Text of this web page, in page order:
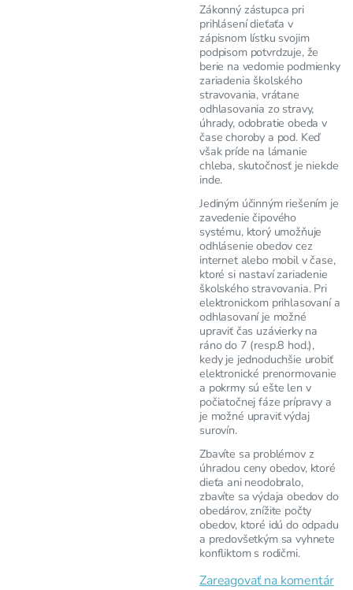
Zákonný zástupca pri
prihlásení dieťaťa v
zápisnom lístku svojim
podpisom potvrdzuje, že
berie na vedomie podmienky
zariadenia školského
stravovania, vrátane
odhlasovania zo stravy,
úhrady, odobratie obeda v
čase choroby a pod. Keď
však príde na lámanie
chleba, skutočnosť je niekde
inde.
Jediným účinným riešením je
zavedenie čipového
systému, ktorý umožňuje
odhlásenie obedov cez
internet alebo mobil v čase,
ktoré si nastaví zariadenie
školského stravovania. Pri
elektronickom prihlasovaní a
odhlasovaní je možné
upraviť čas uzávierky na
ráno do 7 (resp.8 hod.),
kedy je jednoduchšie urobiť
elektronické prenormovanie
a pokrmy sú ešte len v
počiatočnej fáze prípravy a
je možné upraviť výdaj
surovín.
Zbavíte sa problémov z
úhradou ceny obedov, ktoré
dieťa ani neodobralo,
zbavíte sa výdaja obedov do
obedárov, znížite počty
obedov, ktoré idú do odpadu
a predovšetkým sa vyhnete
konfliktom s rodičmi.
Zareagovať na komentár